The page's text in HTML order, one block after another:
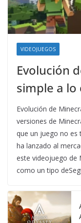
VIDEOJUEGOS
Evolución
simple a lo
Evolución de
versiones de
que un juego no es
ha lanzado al
este videojuego de
como un tipo